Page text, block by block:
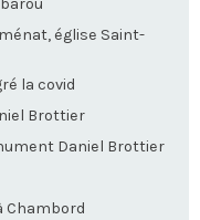
église Saint-
la covid
Brottier
Daniel Brottier
Chambord